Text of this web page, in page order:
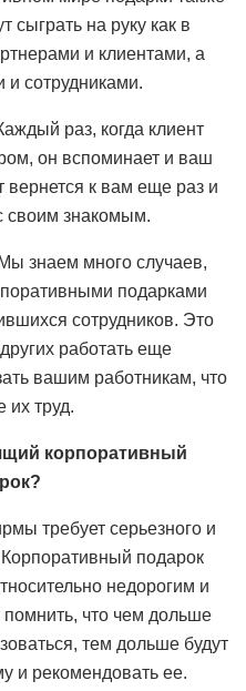
сыграть на руку как в
и клиентами, а
и сотрудниками.
раз, когда клиент
он вспоминает и ваш
к вам еще раз и
своим знакомым.
знаем много случаев,
подарками
сотрудников. Это
работать еще
вашим работникам, что
их труд.
корпоративный
требует серьезного и
подарок
недорогим и
что чем дольше
тем дольше будут
и рекомендовать ее.